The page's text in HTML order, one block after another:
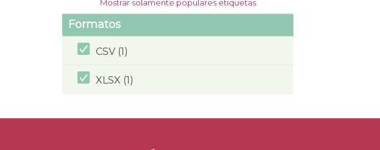
Mostrar solamente populares etiquetas
Formatos
CSV (1)
XLSX (1)